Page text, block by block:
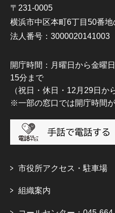
〒231-0005
横浜市中区本町6丁目50番地
法人番号：3000020141003
開庁時間：月曜日から金曜
15分まで
（祝日・休日・12月29日か
※一部の窓口では開庁時間
市役所アクセス・駐車場
組織案内